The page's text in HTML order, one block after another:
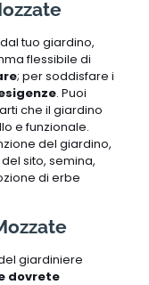
tuo giardino,
flessibile di
; per soddisfare i
. Puoi
che il giardino
e funzionale.
del giardino,
sito, semina,
di erbe
giardiniere
dovrete